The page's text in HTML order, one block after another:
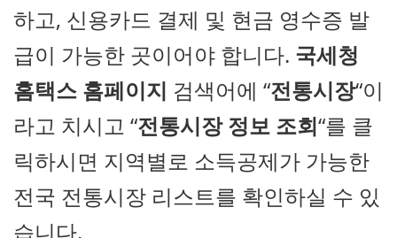
하고, 신용카드 결제 및 현금 영수증 발
급이 가능한 곳이어야 합니다. 국세청
홈택스 홈페이지 검색어에 “전통시장“이
라고 치시고 “전통시장 정보 조회“를 클
릭하시면 지역별로 소득공제가 가능한
전국 전통시장 리스트를 확인하실 수 있
습니다.